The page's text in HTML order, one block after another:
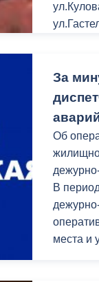
действий органов
самоуправления
За
Об
В
места и